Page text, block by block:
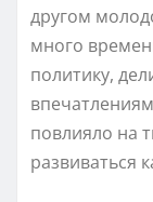
другом
много
политику,
повлияло на
развиваться